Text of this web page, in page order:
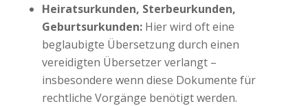
Heiratsurkunden, Sterbeurkunden,
Geburtsurkunden:Hier wird oft eine
beglaubigte Übersetzung durch einen
vereidigten Übersetzer verlangt –
insbesondere wenn diese Dokumente für
rechtliche Vorgänge benötigt werden.